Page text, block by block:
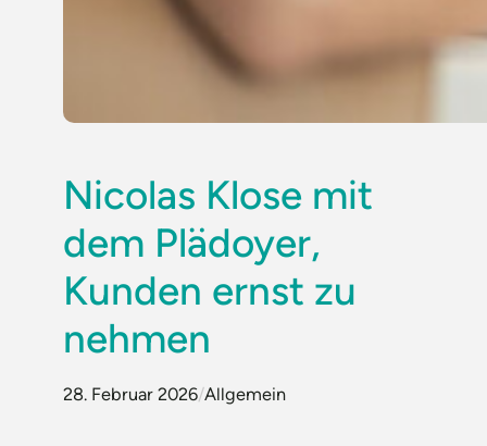
Nicolas Klose mit
dem Plädoyer,
Kunden ernst zu
nehmen
28. Februar 2026/Allgemein